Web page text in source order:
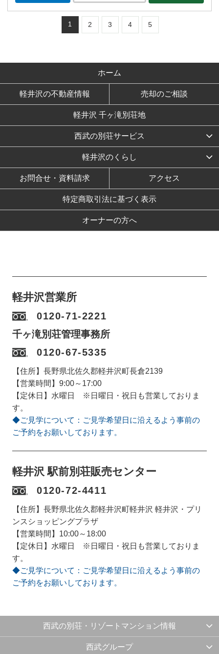
1 2 3 4 5
ホーム
軽井沢の不動産情報 売却のご相談
軽井沢 千ヶ滝別荘地
西武の別荘サービス
軽井沢のくらし
お問合せ・資料請求 アクセス
特定商取引法に基づく表示
オーナーの方へ
軽井沢営業所
0120-71-2221
千ヶ滝別荘管理事務所
0120-67-5335
【住所】長野県北佐久郡軽井沢町長倉2139
【営業時間】9:00～17:00
【定休日】水曜日 ※日曜日・祝日も営業しておりま
す。
◆ご見学について：ご見学希望日に沿えるよう事前の
ご予約をお願いしております。
軽井沢 駅前別荘販売センター
0120-72-4411
【住所】長野県北佐久郡軽井沢町軽井沢 軽井沢・プリ
ンスショッピングプラザ
【営業時間】10:00～18:00
【定休日】水曜日 ※日曜日・祝日も営業しておりま
す。
◆ご見学について：ご見学希望日に沿えるよう事前の
ご予約をお願いしております。
西武の別荘・リゾートマンション情報
西武グループ